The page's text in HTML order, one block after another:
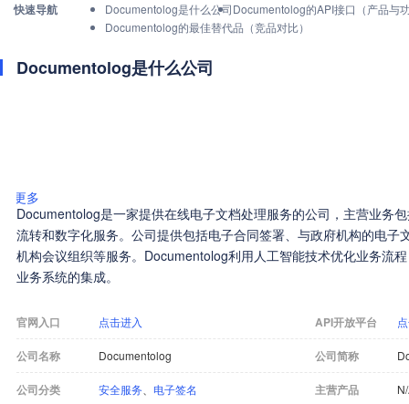
快速导航 Documentolog是什么公司Documentolog的API接口（产品与
Documentolog的最佳替代品（竞品对比）
Documentolog是什么公司
更多
Documentolog是一家提供在线电子文档处理服务的公司，主营业务
流转和数字化服务。公司提供包括电子合同签署、与政府机构的电子
机构会议组织等服务。Documentolog利用人工智能技术优化业务流
业务系统的集成。
官网入口 点击进入 API开放平台
公司名称 Documentolog 公司简称
公司分类 安全服务 电子签名 主营产品